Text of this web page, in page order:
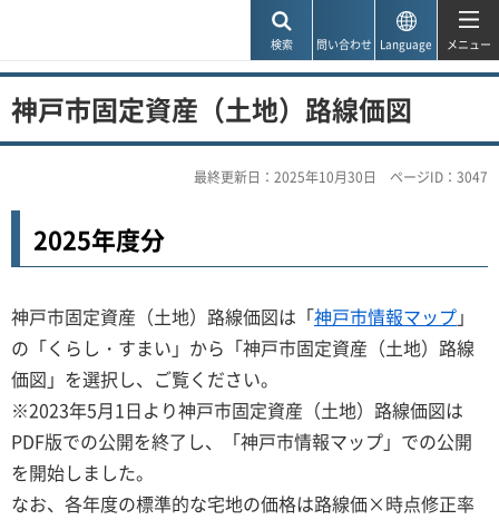
検索 問い合わせ Language メニュー
神戸市固定資産（土地）路線価図
最終更新日：2025年10月30日 ページID：3047
2025年度分
神戸市固定資産（土地）路線価図は「神戸市情報マップ」
の「くらし・すまい」から「神戸市固定資産（土地）路線
価図」を選択し、ご覧ください。
※2023年5月1日より神戸市固定資産（土地）路線価図は
PDF版での公開を終了し、「神戸市情報マップ」での公開
を開始しました。
なお、各年度の標準的な宅地の価格は路線価×時点修正率